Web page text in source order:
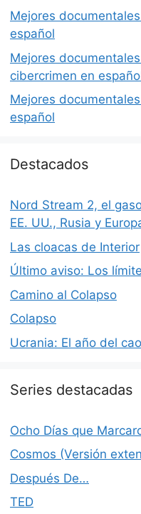
Mejores
español
Mejores
cibercrimen en
Mejores
español
Destacados
Nord Stream 2, el
EE. UU., Rusia y
Las cloacas de Interior
Último aviso: Los
Camino al Colapso
Colapso
Ucrania: El año del
Series destacadas
Ocho Días que
Cosmos (Versión
Después De…
TED